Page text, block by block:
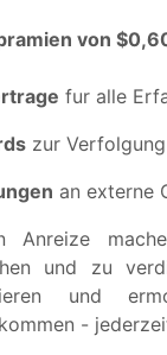
von
fur alle
zur
an externe
Anreize
und zu
und
-